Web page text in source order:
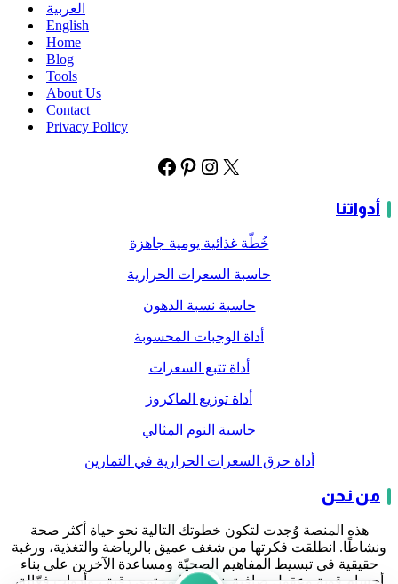
العربية
English
Home
Blog
Tools
About Us
Contact
Privacy Policy
أدواتنا
خُطّة غذائية يومية جاهزة
حاسبة السعرات الحرارية
حاسبة نسبة الدهون
أداة الوجبات المحسوبة
أداة تتبع السعرات
أداة توزيع الماكروز
حاسبة النوم المثالي
أداة حرق السعرات الحرارية في التمارين
من نحن
هذه المنصة وُجدت لتكون خطوتك التالية نحو حياة أكثر صحة
ونشاطًا. انطلقت فكرتها من شغف عميق بالرياضة والتغذية، ورغبة
حقيقية في تبسيط المفاهيم الصحيّة ومساعدة الآخرين على بناء
أجسام قوية وعقول صافية. نقدّم هنا محتوى دقيق، وأدوات فعّالة،